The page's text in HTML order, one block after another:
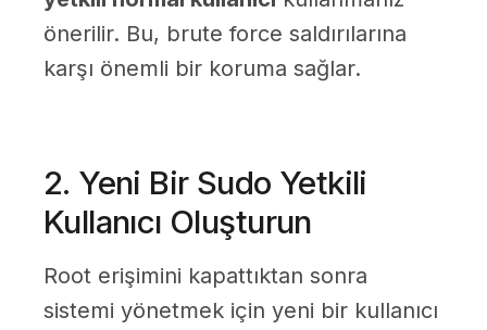
önerilir. Bu, brute force saldırılarına
karşı önemli bir koruma sağlar.
2. Yeni Bir Sudo Yetkili
Kullanıcı Oluşturun
Root erişimini kapattıktan sonra
sistemi yönetmek için yeni bir kullanıcı